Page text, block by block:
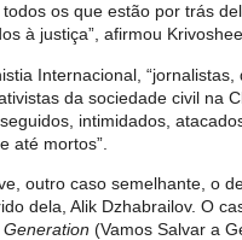
os que estão por trás
à justiça”, afirmou
Internacional,
da sociedade civil na
intimidados,
até mortos”.
outro caso semelhante, o
dela, Alik Dzhabrailov. O
Generation (Vamos Salvar a